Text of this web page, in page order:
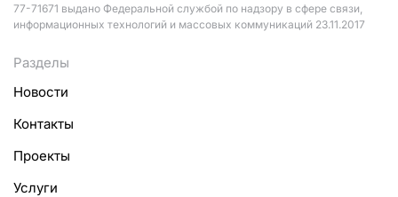
77-71671 выдано Федеральной службой по надзору в сфере связи,
информационных технологий и массовых коммуникаций 23.11.2017
Разделы
Новости
Контакты
Проекты
Услуги